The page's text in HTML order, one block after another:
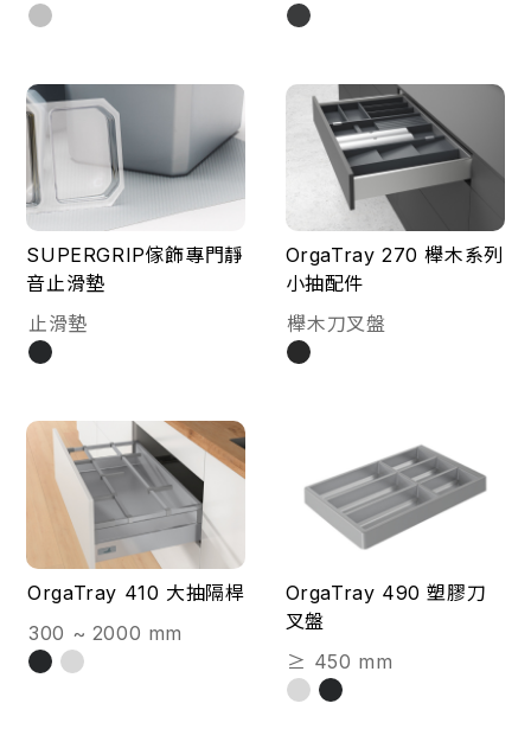
SUPERGRIP傢飾專門靜
音止滑墊
止滑墊
OrgaTray 270 櫸木系列
小抽配件
櫸木刀叉盤
OrgaTray 410 大抽隔桿
300 ~ 2000 mm
OrgaTray 490 塑膠刀
叉盤
≥ 450 mm